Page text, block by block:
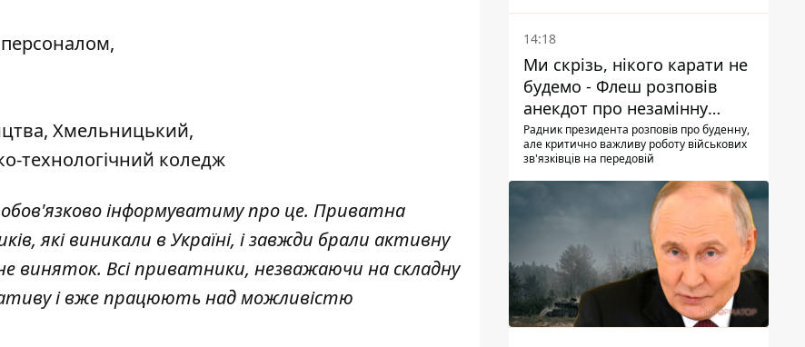
Хмельницький,
технологічний коледж
інформуватиму про це. Приватна
які виникали в Україні, і завжди брали активну
виняток. Всі приватники, незважаючи на складну
і вже працюють над можливістю
14:18
Ми скрізь, нікого карати не
будемо - Флеш розповів
анекдот про незамінну
роботу зв’язківців на фронті
Радник президента розповів про буденну,
але критично важливу роботу військових
зв'язківців на передовій